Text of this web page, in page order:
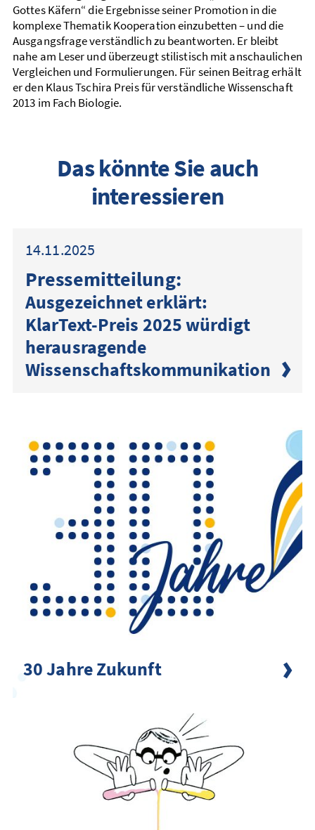
Gottes Käfern“ die Ergebnisse seiner Promotion in die
komplexe Thematik Kooperation einzubetten – und die
Ausgangsfrage verständlich zu beantworten. Er bleibt
nahe am Leser und überzeugt stilistisch mit anschaulichen
Vergleichen und Formulierungen. Für seinen Beitrag erhält
er den Klaus Tschira Preis für verständliche Wissenschaft
2013 im Fach Biologie.
Das könnte Sie auch
interessieren
14.11.2025
Presse­mitteilung:
Ausgezeichnet erklärt:
KlarText-Preis 2025 würdigt
herausragende
Wissenschaftskommunikation
30 Jahre Zukunft